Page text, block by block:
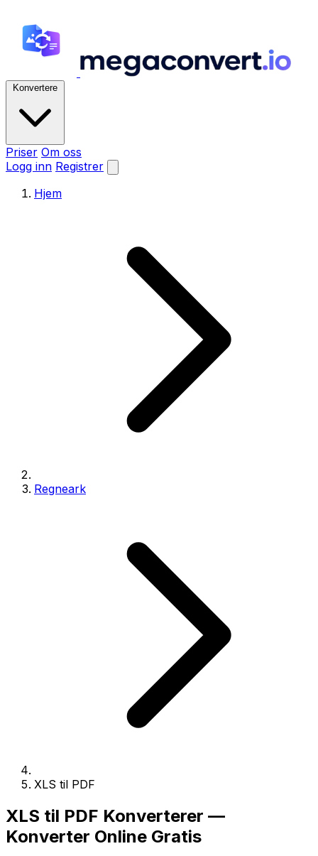
Konvertere
Priser Om oss
Logg inn Registrer
Hjem
Regneark
XLS til PDF
XLS til PDF Konverterer —
Konverter Online Gratis